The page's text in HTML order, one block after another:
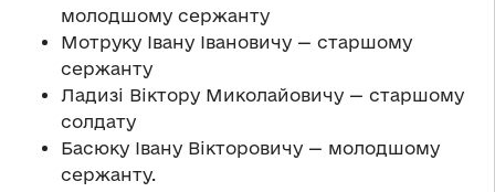
молодшому сержанту
Мотруку Івану Івановичу — старшому
сержанту
Ладизі Віктору Миколайовичу — старшому
солдату
Басюку Івану Вікторовичу — молодшому
сержанту.